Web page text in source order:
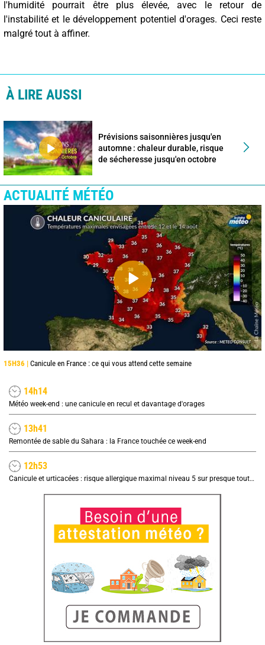
l'humidité pourrait être plus élevée, avec le retour de
l'instabilité et le développement potentiel d'orages. Ceci reste
malgré tout à affiner.
À LIRE AUSSI
Prévisions saisonnières jusqu'en
automne : chaleur durable, risque
de sécheresse jusqu'en octobre
ACTUALITÉ MÉTÉO
15H36 | Canicule en France : ce qui vous attend cette semaine
14h14
Météo week-end : une canicule en recul et davantage d'orages
13h41
Remontée de sable du Sahara : la France touchée ce week-end
12h53
Canicule et urticacées : risque allergique maximal niveau 5 sur presque toute la France lundi